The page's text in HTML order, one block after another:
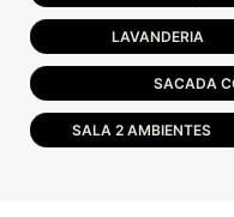
LAVANDERIA
SACADA
SALA 2 AMBIENTES